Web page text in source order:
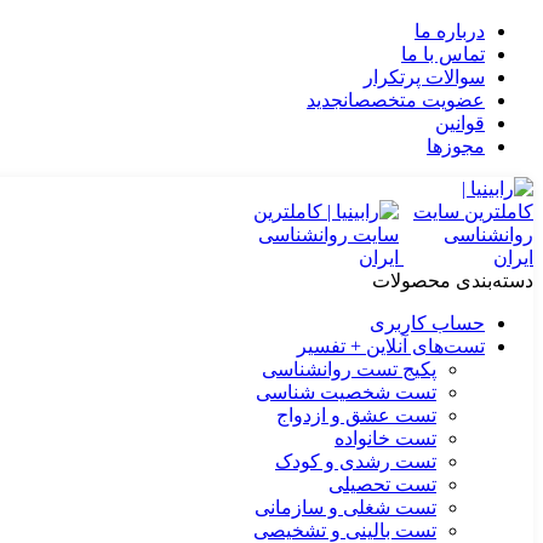
درباره ما
تماس با ما
سوالات پرتکرار
عضویت متخصصانجدید
قوانین
مجوزها
دسته‌بندی محصولات
حساب کاربری
تست‌های آنلاین + تفسیر
پکیج تست روانشناسی
تست شخصیت شناسی
تست عشق و ازدواج
تست خانواده
تست رشدی و کودک
تست تحصیلی
تست شغلی و سازمانی
تست بالینی و تشخیصی